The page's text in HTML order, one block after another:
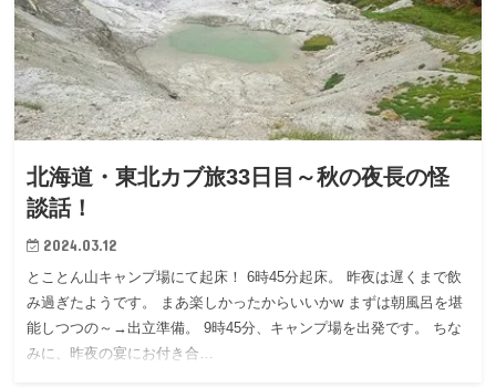
北海道・東北カブ旅33日目～秋の夜長の怪
談話！
2024.03.12
とことん山キャンプ場にて起床！ 6時45分起床。 昨夜は遅くまで飲
み過ぎたようです。 まあ楽しかったからいいかw まずは朝風呂を堪
能しつつの～→出立準備。 9時45分、キャンプ場を出発です。 ちな
みに、昨夜の宴にお付き合…